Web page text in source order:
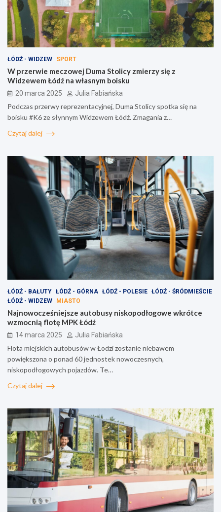
ŁÓDŹ - WIDZEW SPORT
W przerwie meczowej Duma Stolicy zmierzy się z
Widzewem Łódź na własnym boisku
20 marca 2025 Julia Fabiańska
Podczas przerwy reprezentacyjnej, Duma Stolicy spotka się na
boisku #K6 ze słynnym Widzewem Łódź. Zmagania z…
Czytaj dalej
ŁÓDŹ - BAŁUTY ŁÓDŹ - GÓRNA ŁÓDŹ - POLESIE ŁÓDŹ - ŚRÓDMIEŚCIE
ŁÓDŹ - WIDZEW
MIASTO
Najnowocześniejsze autobusy niskopodłogowe wkrótce
wzmocnią flotę MPK Łódź
14 marca 2025 Julia Fabiańska
Flota miejskich autobusów w Łodzi zostanie niebawem
powiększona o ponad 60 jednostek nowoczesnych,
niskopodłogowych pojazdów. Te…
Czytaj dalej